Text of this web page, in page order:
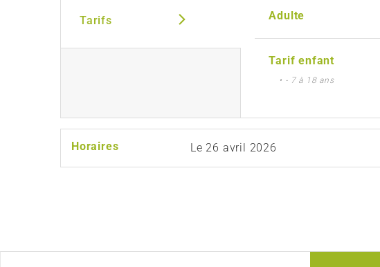
Tarifs Adulte
Tarif enfant
• - 7 à 18 ans
Horaires Le 26 avril 2026